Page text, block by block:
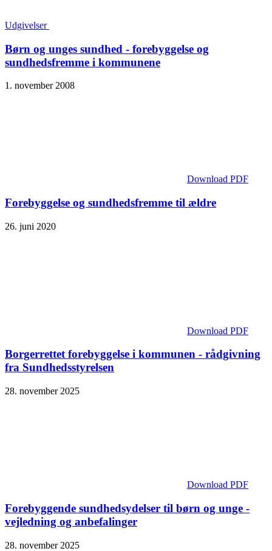
Udgivelser
Børn og unges sundhed - forebyggelse og
sundhedsfremme i kommunene
1. november 2008
Download PDF
Forebyggelse og sundhedsfremme til ældre
26. juni 2020
Download PDF
Borgerrettet forebyggelse i kommunen - rådgivning
fra Sundhedsstyrelsen
28. november 2025
Download PDF
Forebyggende sundhedsydelser til børn og unge -
vejledning og anbefalinger
28. november 2025